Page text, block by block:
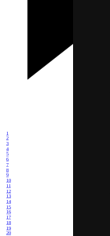
1
2
3
4
5
6
7
8
9
10
11
12
13
14
15
16
17
18
19
20